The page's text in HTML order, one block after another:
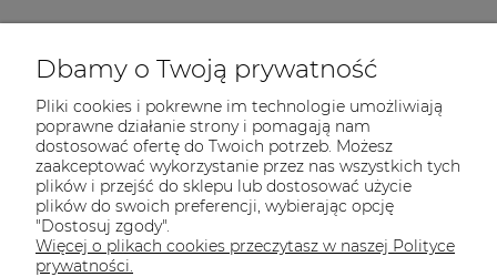
Dbamy o Twoją prywatność
Pliki cookies i pokrewne im technologie umożliwiają
poprawne działanie strony i pomagają nam
dostosować ofertę do Twoich potrzeb. Możesz
zaakceptować wykorzystanie przez nas wszystkich tych
plików i przejść do sklepu lub dostosować użycie
plików do swoich preferencji, wybierając opcję
"Dostosuj zgody".
Więcej o plikach cookies przeczytasz w naszej Polityce
prywatności.